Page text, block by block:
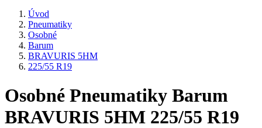
Úvod
Pneumatiky
Osobné
Barum
BRAVURIS 5HM
225/55 R19
Osobné Pneumatiky Barum
BRAVURIS 5HM 225/55 R19